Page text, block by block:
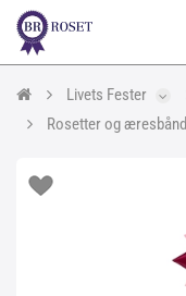
Livets Fester
Rosetter og æresbånd